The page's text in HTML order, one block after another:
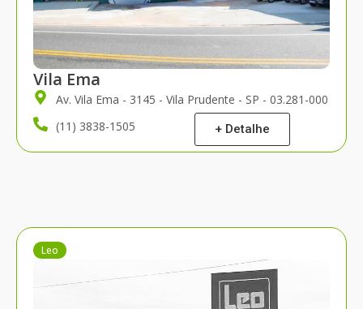
Vila Ema
Av. Vila Ema - 3145 - Vila Prudente - SP - 03.281-000
(11) 3838-1505
+ Detalhe
Leo